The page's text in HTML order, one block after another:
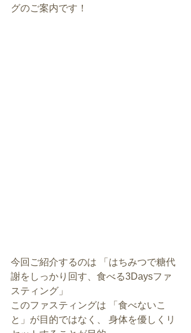
グのご案内です！
今回ご紹介するのは 「はちみつで糖代
謝をしっかり回す、食べる3Daysファ
スティング」
このファスティングは 「食べないこ
と」が目的ではなく、 身体を優しくリ